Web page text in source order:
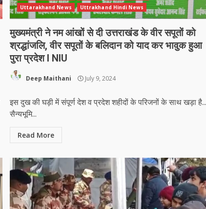
Uttarakhand News
Uttrakhand Hindi News
मुख्यमंत्री ने नम आंखों से दी उत्तराखंड के वीर सपूतों को
श्रद्धांजलि, वीर सपूतों के बलिदान को याद कर भावुक हुआ
पुरा प्रदेश l NIU
Deep Maithani July 9, 2024
इस दुख की घड़ी में संपूर्ण देश व प्रदेश शहीदों के परिजनों के साथ खड़ा
सैन्यभूमि...
Read More